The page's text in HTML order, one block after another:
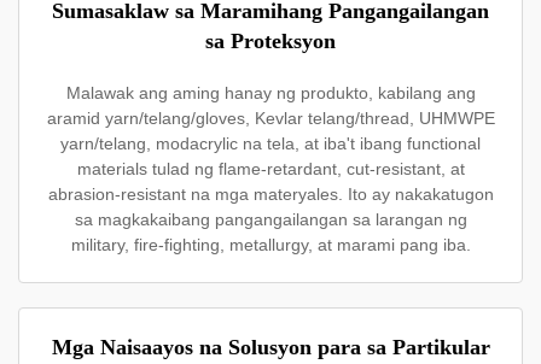
Sumasaklaw sa Maramihang Pangangailangan
sa Proteksyon
Malawak ang aming hanay ng produkto, kabilang ang
aramid yarn/telang/gloves, Kevlar telang/thread, UHMWPE
yarn/telang, modacrylic na tela, at iba't ibang functional
materials tulad ng flame-retardant, cut-resistant, at
abrasion-resistant na mga materyales. Ito ay nakakatugon
sa magkakaibang pangangailangan sa larangan ng
military, fire-fighting, metallurgy, at marami pang iba.
Mga Naisaayos na Solusyon para sa Partikular